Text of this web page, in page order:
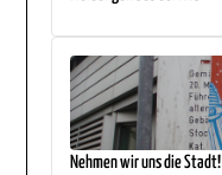
Nehmen wir uns die Stadt!